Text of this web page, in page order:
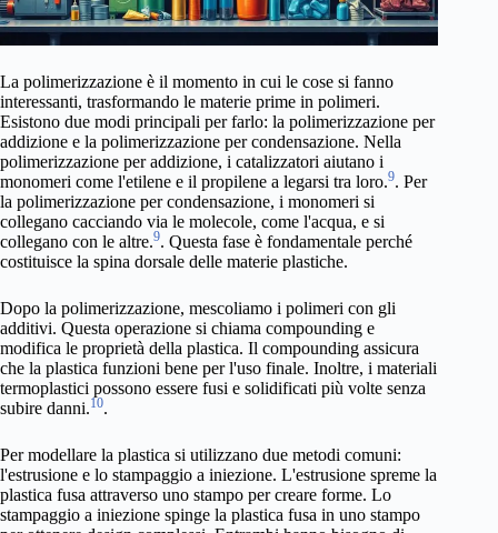
La polimerizzazione è il momento in cui le cose si fanno
interessanti, trasformando le materie prime in polimeri.
Esistono due modi principali per farlo: la polimerizzazione per
addizione e la polimerizzazione per condensazione. Nella
polimerizzazione per addizione, i catalizzatori aiutano i
monomeri come l'etilene e il propilene a legarsi tra loro.9. Per
la polimerizzazione per condensazione, i monomeri si
collegano cacciando via le molecole, come l'acqua, e si
collegano con le altre.9. Questa fase è fondamentale perché
costituisce la spina dorsale delle materie plastiche.
Dopo la polimerizzazione, mescoliamo i polimeri con gli
additivi. Questa operazione si chiama compounding e
modifica le proprietà della plastica. Il compounding assicura
che la plastica funzioni bene per l'uso finale. Inoltre, i materiali
termoplastici possono essere fusi e solidificati più volte senza
subire danni.10.
Per modellare la plastica si utilizzano due metodi comuni:
l'estrusione e lo stampaggio a iniezione. L'estrusione spreme la
plastica fusa attraverso uno stampo per creare forme. Lo
stampaggio a iniezione spinge la plastica fusa in uno stampo